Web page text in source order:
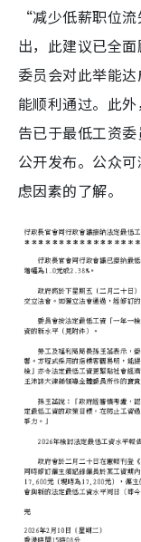
“减少低薪职位
出，此建议已全面
委员会对此举能
能顺利通过。此
告已于最低工资
公开发布。公众
虑因素的了解。